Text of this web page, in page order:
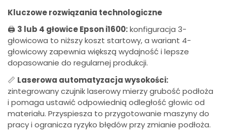
Kluczowe rozwiązania technologiczne
🖨️ 3 lub 4 głowice Epson i1600:konfiguracja 3-
głowicowa to niższy koszt startowy, a wariant 4-
głowicowy zapewnia większą wydajność i lepsze
dopasowanie do regularnej produkcji.
📏 Laserowa automatyzacja wysokości:
zintegrowany czujnik laserowy mierzy grubość podłoża
i pomaga ustawić odpowiednią odległość głowic od
materiału. Przyspiesza to przygotowanie maszyny do
pracy i ogranicza ryzyko błędów przy zmianie podłoża.